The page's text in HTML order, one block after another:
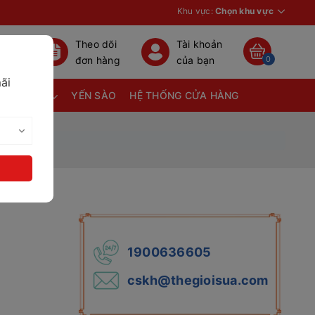
Khu vực: Chọn khu vực
Theo dõi
đơn hàng
Tài khoản
của bạn
0
YẾN SÀO HỆ THỐNG CỬA HÀNG
1900636605
cskh@thegioisua.com